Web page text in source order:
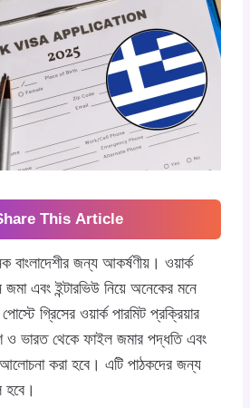
This Article
বাংলাদেশীর জন্য আকর্ষণীয়। ওয়ার্ক
এবং ইন্টারভিউ নিয়ে অনেকের মনে
গ্রিসের ওয়ার্ক পারমিট প্রক্রিয়ার
ও ভারত থেকে ফাইল জমার পদ্ধতি এবং
করা হবে। এটি পাঠকদের জন্য